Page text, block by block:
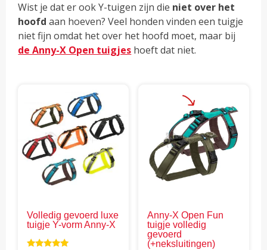
Wist je dat er ook Y-tuigen zijn die niet over het
hoofd aan hoeven? Veel honden vinden een tuigje
niet fijn omdat het over het hoofd moet, maar bij
de Anny-X Open tuigjes hoeft dat niet.
Volledig gevoerd luxe
tuigje Y-vorm Anny-X
meerdere
variaties.
Deze
worden
Anny-X Open Fun
tuigje volledig
gevoerd
(+neksluitingen)